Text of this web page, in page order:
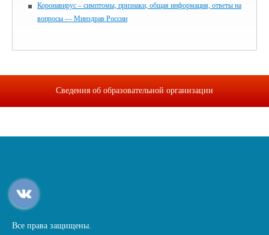
Коронавирус – симптомы, признаки, общая информация, ответы на
вопросы — Минздрав России
Сведения об образовательной организации
Все права защищены.